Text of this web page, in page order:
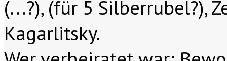
(...?), (für 5 Silberrubel?),
Kagarlitsky.